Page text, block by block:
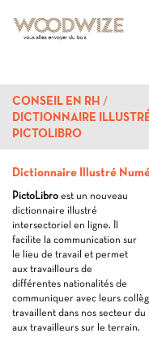
CONSEIL EN RH
DICTIONNAIRE
PICTOLIBRO
Dictionnaire Illustré
PictoLibro est un nouveau
dictionnaire illustré
intersectoriel en ligne. Il
facilite la communication sur
le lieu de travail et permet
aux travailleurs de
différentes nationalités de
communiquer avec leurs
travaillent dans nos secteur
aux travailleurs sur le terrain.